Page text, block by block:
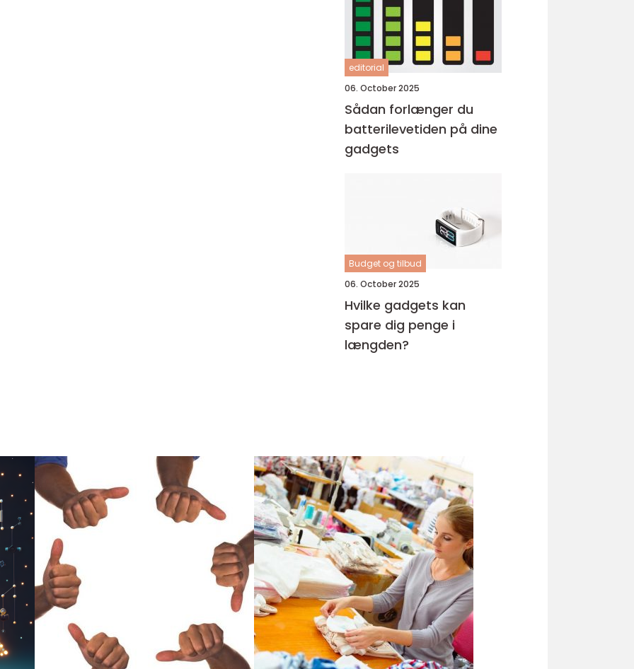
editorial
06. October 2025
Sådan forlænger du
batterilevetiden på dine
gadgets
Budget og tilbud
06. October 2025
Hvilke gadgets kan
spare dig penge i
længden?